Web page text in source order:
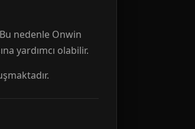
nedenle Onwin
yardımcı olabilir.